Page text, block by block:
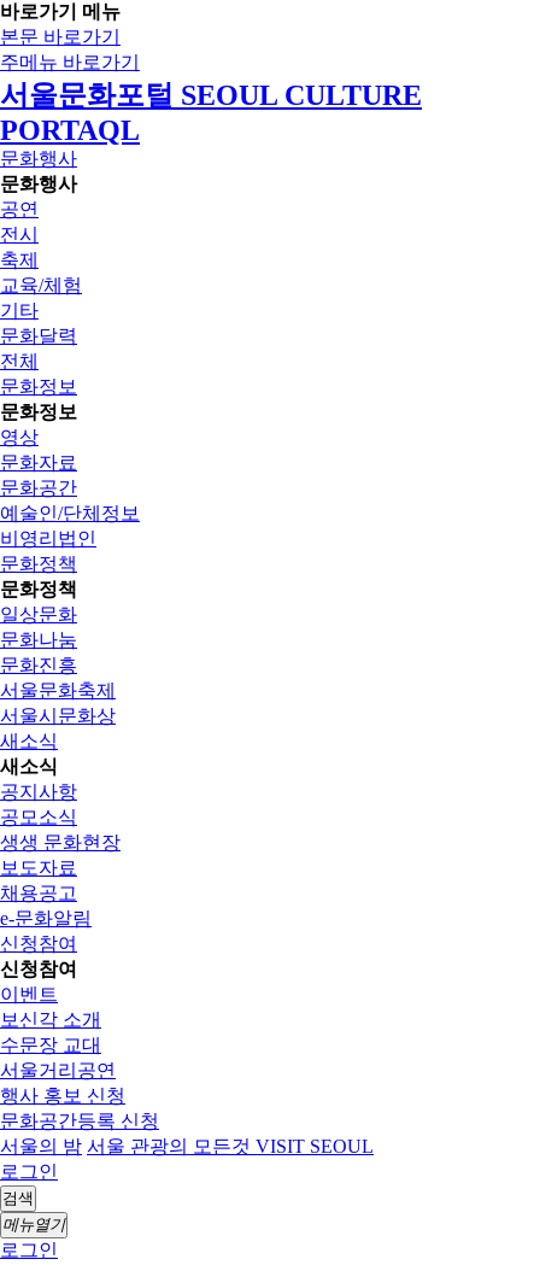
바로가기 메뉴
본문 바로가기
주메뉴 바로가기
서울문화포털 SEOUL CULTURE
PORTAQL
문화행사
문화행사
공연
전시
축제
교육/체험
기타
문화달력
전체
문화정보
문화정보
영상
문화자료
문화공간
예술인/단체정보
비영리법인
문화정책
문화정책
일상문화
문화나눔
문화진흥
서울문화축제
서울시문화상
새소식
새소식
공지사항
공모소식
생생 문화현장
보도자료
채용공고
e-문화알림
신청참여
신청참여
이벤트
보신각 소개
수문장 교대
서울거리공연
행사 홍보 신청
문화공간등록 신청
서울의 밤 서울 관광의 모든것 VISIT SEOUL
로그인
검색
메뉴열기
로그인